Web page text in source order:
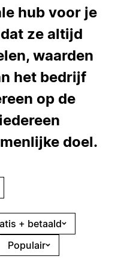
hub voor je
ze altijd
waarden
het bedrijf
op de
doel.
+ betaald
Populair